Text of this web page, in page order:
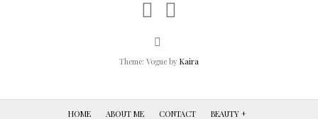
Theme: Vogue by Kaira
HOME ABOUT ME CONTACT BEAUTY +